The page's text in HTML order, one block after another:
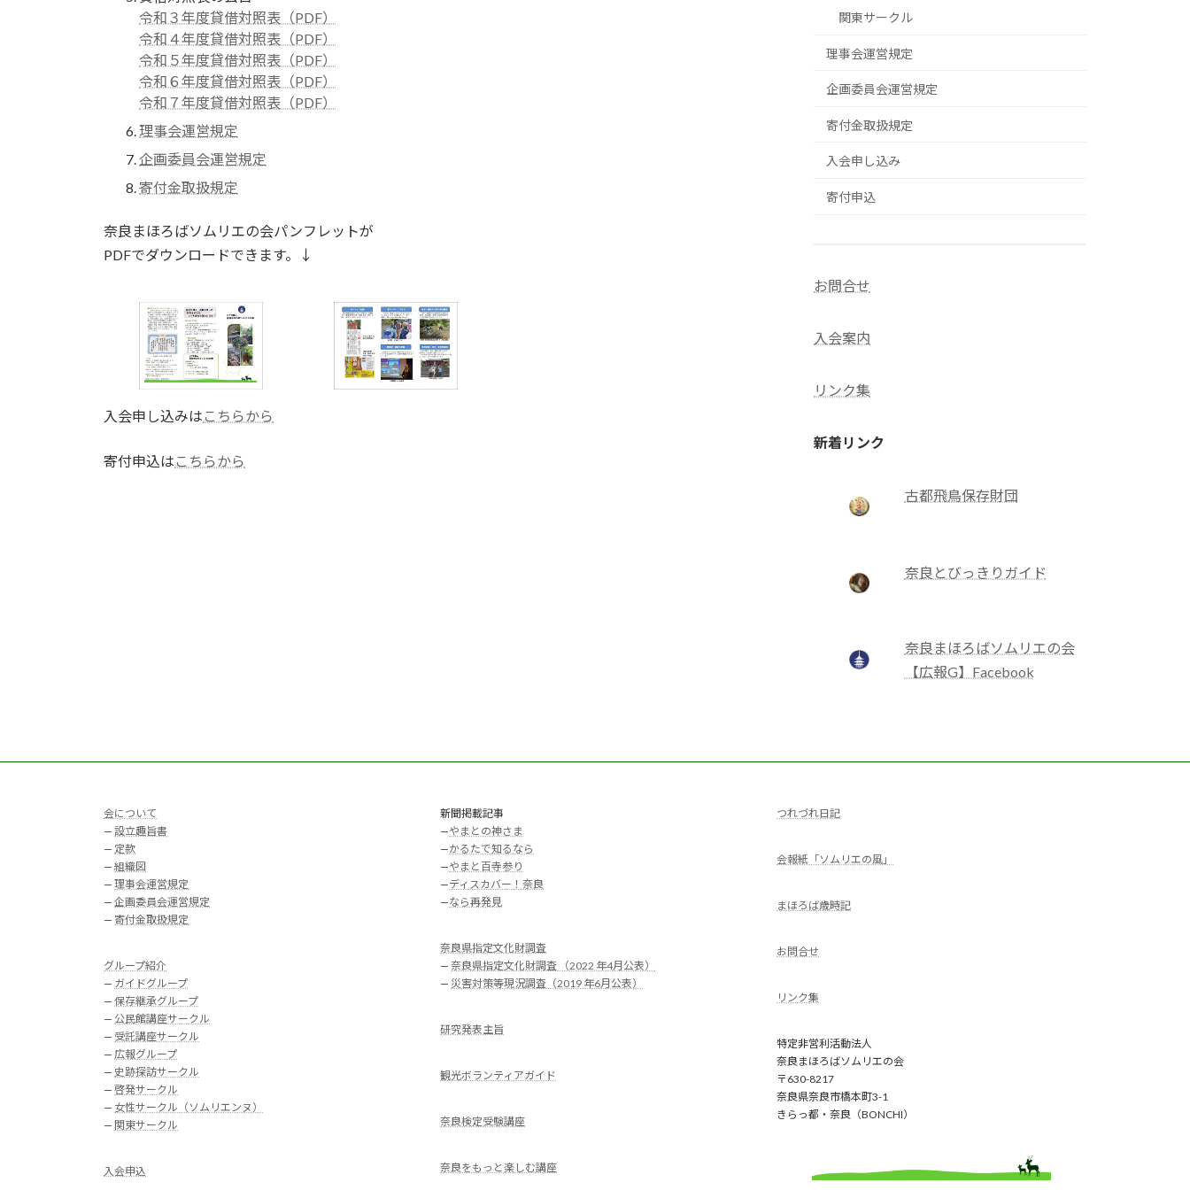
令和３年度貸借対照表（PDF）
令和４年度貸借対照表（PDF）
令和５年度貸借対照表（PDF）
令和６年度貸借対照表（PDF）
令和７年度貸借対照表（PDF）
理事会運営規定
企画委員会運営規定
寄付金取扱規定
奈良まほろばソムリエの会パンフレットが
PDFでダウンロードできます。↓
入会申し込みは こちらから
寄付申込は こちらから
関東サークル
理事会運営規定
企画委員会運営規定
寄付金取扱規定
入会申し込み
寄付申込
お問合せ
入会案内
リンク集
新着リンク
古都飛鳥保存財団
奈良とびっきりガイド
奈良まほろばソムリエの会
【広報G】Facebook
会について
— 設立趣旨書
— 定款
— 組織図
— 理事会運営規定
— 企画委員会運営規定
— 寄付金取扱規定
グループ紹介
— ガイドグループ
— 保存継承グループ
— 公民館講座サークル
— 受託講座サークル
— 広報グループ
— 史跡探訪サークル
— 啓発サークル
— 女性サークル（ソムリエンヌ）
— 関東サークル
入会申込
新聞掲載記事
—やまとの神さま
—かるたで知るなら
—やまと百寺参り
—ディスカバー！奈良
—なら再発見
奈良県指定文化財調査
— 奈良県指定文化財調査 （2022 年4月公表）
— 災害対策等現況調査（2019 年6月公表）
研究発表主旨
観光ボランティアガイド
奈良検定受験講座
奈良をもっと楽しむ講座
つれづれ日記
会報紙「ソムリエの風」
まほろば歳時記
お問合せ
リンク集
特定非営利活動法人
奈良まほろばソムリエの会
〒630-8217
奈良県奈良市橋本町3-1
きらっ都・奈良（BONCHI）